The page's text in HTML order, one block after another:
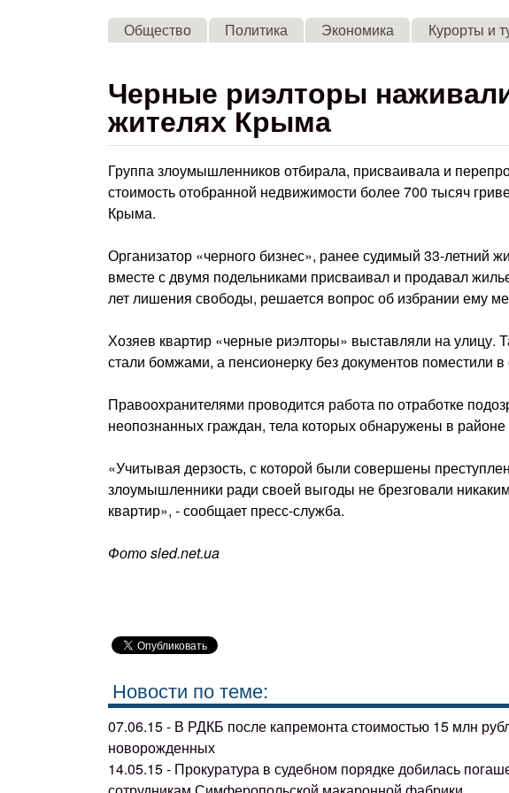
Общество Политика Экономика Курорты и
Черные риэлторы
жителях Крыма
Группа злоумышленников отбирала, присваивала и
стоимость отобранной недвижимости более 700 тысяч
Крыма.
Организатор «черного бизнес», ранее судимый 33-летний
вместе с двумя подельниками присваивал и продавал
лет лишения свободы, решается вопрос об избрании ему
Хозяев квартир «черные риэлторы» выставляли на улицу.
стали бомжами, а пенсионерку без документов поместили в
Правоохранителями проводится работа по отработке
неопознанных граждан, тела которых обнаружены в районе
«Учитывая дерзость, с которой были совершены
злоумышленники ради своей выгоды не брезговали
квартир», - сообщает пресс-служба.
Фото sled.net.ua
Новости по теме:
07.06.15 - В РДКБ после капремонта стоимостью 15 млн
новорожденных
14.05.15 - Прокуратура в судебном порядке добилась